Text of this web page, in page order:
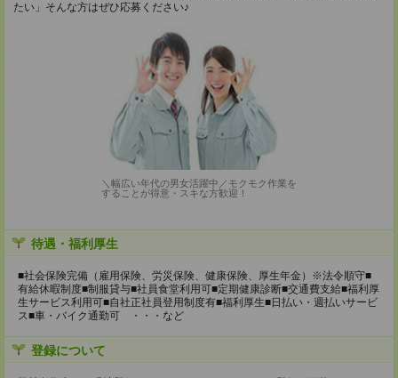
たい」そんな方はぜひ応募ください♪
＼幅広い年代の男女活躍中／モクモク作業を
することが得意・スキな方歓迎！
待遇・福利厚生
■社会保険完備（雇用保険、労災保険、健康保険、厚生年金）※法令順守■
有給休暇制度■制服貸与■社員食堂利用可■定期健康診断■交通費支給■福利厚
生サービス利用可■自社正社員登用制度有■福利厚生■日払い・週払いサービ
ス■車・バイク通勤可 ・・・など
登録について